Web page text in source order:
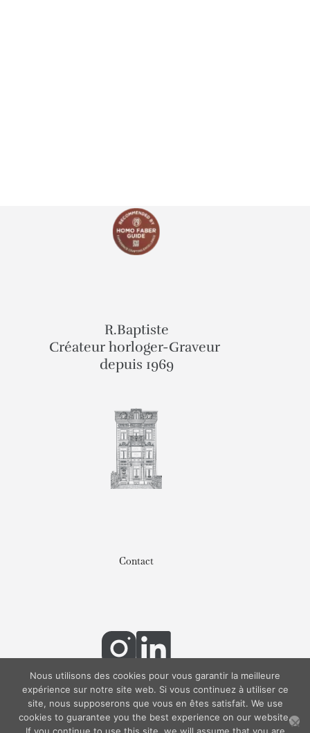
R.Baptiste
Créateur horloger-Graveur
depuis 1969
Contact
Politique de confidentialité
Copyright RBAPTISTE®
Nous utilisons des cookies pour vous garantir la meilleure
expérience sur notre site web. Si vous continuez à utiliser ce
site, nous supposerons que vous en êtes satisfait. We use
cookies to guarantee you the best experience on our website.